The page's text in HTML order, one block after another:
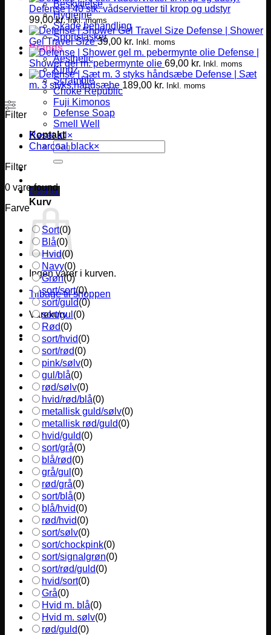
Beskyttelse
Hygiejne
Skade behandling
Sportstasker
Brands
Aesthetic
Kingz
Scramble
Choke Republic
Fuji Kimonos
Defense Soap
Smell Well
Kontakt
Søg
efter:
0,00 kr.
Kurv
Ingen varer i kurven.
Tilbage til shoppen
Varekurv
Defense | 40 stk. vådservietter til krop og udstyr
99,00kr. Inkl. moms
Defense | Shower
Gel Travel Size 39,00 kr. Inkl. moms
Defense |
Shower gel m. pebermynte olie 69,00 kr. Inkl. moms
Defense | Sæt
m. 3 styks håndsæbe 189,00 kr. Inkl. moms
Filter
Reset all ×
Charcoal black×
Filter
0 vare found
Farve
Sort(0)
Blå(0)
Hvid(0)
Navy(0)
Grøn(0)
sort/sort(0)
sort/guld(0)
sort/gul (0)
Rød(0)
sort/hvid(0)
sort/rød(0)
pink/sølv(0)
gul/blå(0)
rød/sølv(0)
hvid/rød/blå(0)
metallisk guld/sølv(0)
metallisk rød/guld(0)
hvid/guld(0)
sort/grå(0)
blå/rød(0)
grå/gul (0)
rød/grå(0)
sort/blå(0)
blå/hvid(0)
rød/hvid(0)
sort/sølv(0)
sort/chockpink(0)
sort/signalgrøn(0)
sort/rød/guld(0)
hvid/sort(0)
Grå(0)
Hvid m. blå(0)
Hvid m. sølv(0)
rød/guld(0)